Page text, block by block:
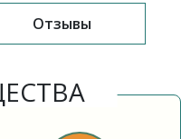
Отзывы